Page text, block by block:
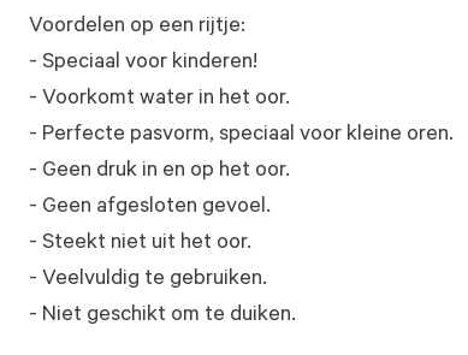
Voordelen op een rijtje:
- Speciaal voor kinderen!
- Voorkomt water in het oor.
- Perfecte pasvorm, speciaal voor kleine oren.
- Geen druk in en op het oor.
- Geen afgesloten gevoel.
- Steekt niet uit het oor.
- Veelvuldig te gebruiken.
- Niet geschikt om te duiken.